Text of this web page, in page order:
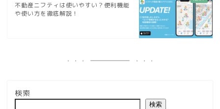
不動産ニフティは使いやすい？便利機能
や使い方を徹底解説！
検索
検索